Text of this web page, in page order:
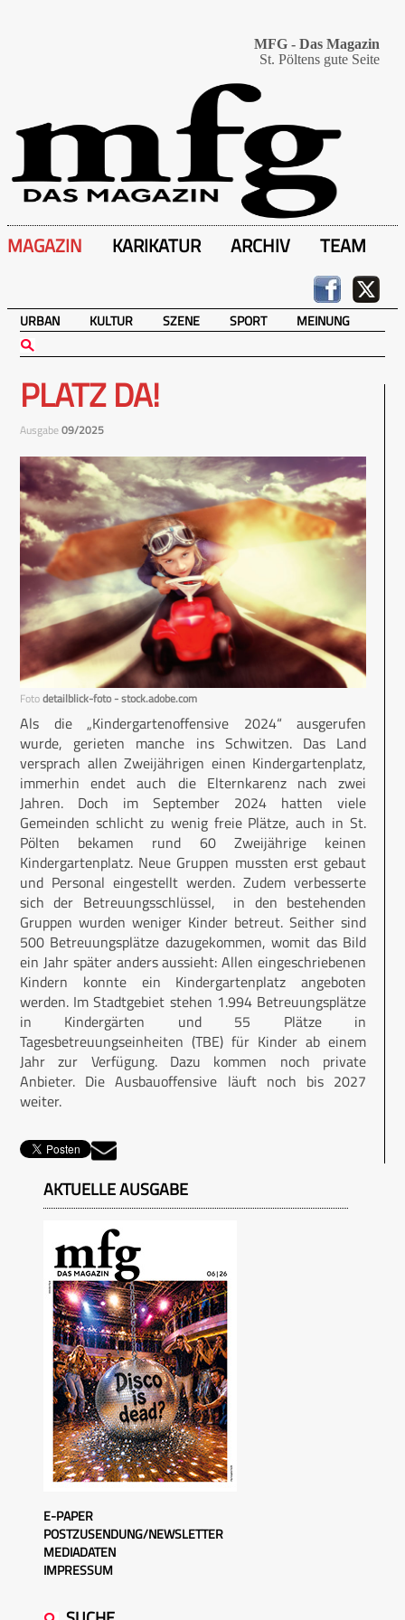
MFG - Das Magazin
St. Pöltens gute Seite
MAGAZIN KARIKATUR ARCHIV TEAM
URBAN KULTUR SZENE SPORT MEINUNG
PLATZ DA!
Ausgabe09/2025
Fotodetailblick-foto - stock.adobe.com
Als die „Kindergartenoffensive 2024“ ausgerufen
wurde, gerieten manche ins Schwitzen. Das Land
versprach allen Zweijährigen einen Kindergartenplatz,
immerhin endet auch die Elternkarenz nach zwei
Jahren. Doch im September 2024 hatten viele
Gemeinden schlicht zu wenig freie Plätze, auch in St.
Pölten bekamen rund 60 Zweijährige keinen
Kindergartenplatz. Neue Gruppen mussten erst gebaut
und Personal eingestellt werden. Zudem verbesserte
sich der Betreuungsschlüssel, in den bestehenden
Gruppen wurden weniger Kinder betreut. Seither sind
500 Betreuungsplätze dazugekommen, womit das Bild
ein Jahr später anders aussieht: Allen eingeschriebenen
Kindern konnte ein Kindergartenplatz angeboten
werden. Im Stadtgebiet stehen 1.994 Betreuungsplätze
in Kindergärten und 55 Plätze in
Tagesbetreuungseinheiten (TBE) für Kinder ab einem
Jahr zur Verfügung. Dazu kommen noch private
Anbieter. Die Ausbauoffensive läuft noch bis 2027
weiter.
AKTUELLE AUSGABE
E-PAPER
POSTZUSENDUNG/NEWSLETTER
MEDIADATEN
IMPRESSUM